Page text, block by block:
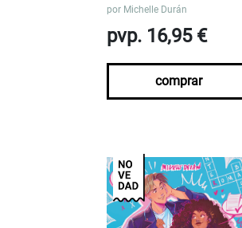
por Michelle Durán
pvp. 16,95 €
comprar